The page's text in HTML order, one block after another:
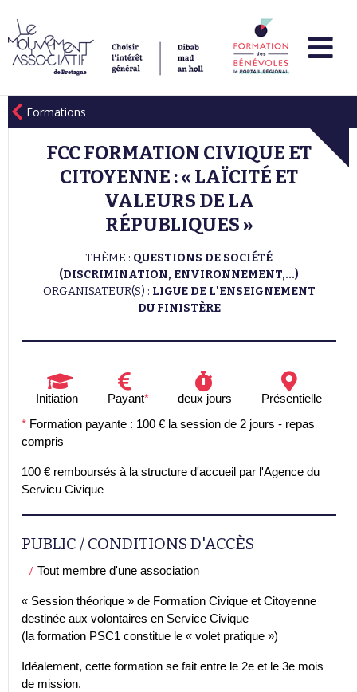
Formations
FCC FORMATION CIVIQUE ET
CITOYENNE : « LAÏCITÉ ET
VALEURS DE LA
RÉPUBLIQUES »
THÈME : QUESTIONS DE SOCIÉTÉ
(DISCRIMINATION, ENVIRONNEMENT,...)
ORGANISATEUR(S) : LIGUE DE L'ENSEIGNEMENT
DU FINISTÈRE
Initiation Payant* deux jours
Présentielle
* Formation payante : 100 € la session de 2 jours - repas
compris
100 € remboursés à la structure d'accueil par l'Agence du
Servicu Civique
PUBLIC / CONDITIONS D'ACCÈS
Tout membre d'une association
« Session théorique » de Formation Civique et Citoyenne
destinée aux volontaires en Service Civique
(la formation PSC1 constitue le « volet pratique »)
Idéalement, cette formation se fait entre le 2e et le 3e mois
de mission.